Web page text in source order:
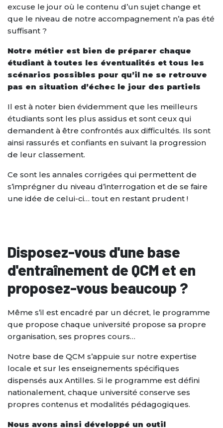
excuse le jour où le contenu d’un sujet change et
que le niveau de notre accompagnement n’a pas été
suffisant ?
Notre métier est bien de préparer chaque
étudiant à toutes les éventualités et tous les
scénarios possibles pour qu’il ne se retrouve
pas en situation d’échec le jour des partiels
Il est à noter bien évidemment que les meilleurs
étudiants sont les plus assidus et sont ceux qui
demandent à être confrontés aux difficultés. Ils sont
ainsi rassurés et confiants en suivant la progression
de leur classement.
Ce sont les annales corrigées qui permettent de
s’imprégner du niveau d’interrogation et de se faire
une idée de celui-ci… tout en restant prudent !
Disposez-vous d'une base
d'entraînement de QCM et en
proposez-vous beaucoup ?
Même s’il est encadré par un décret, le programme
que propose chaque université propose sa propre
organisation, ses propres cours…
Notre base de QCM s’appuie sur notre expertise
locale et sur les enseignements spécifiques
dispensés aux Antilles. Si le programme est défini
nationalement, chaque université conserve ses
propres contenus et modalités pédagogiques.
Nous avons ainsi développé un outil